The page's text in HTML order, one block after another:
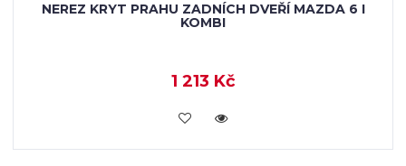
NEREZ KRYT PRAHU ZADNÍCH DVEŘÍ MAZDA 6 I
KOMBI
1 213 Kč
KOUPIT